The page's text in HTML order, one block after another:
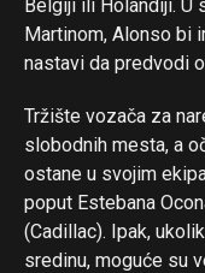
Belgiji ili Holandiji. U
Martinom, Alonso bi
nastavi da predvodi
Tržište vozača za
slobodnih mesta, a
ostane u svojim
poput Estebana
(Cadillac). Ipak,
sredinu, moguće su